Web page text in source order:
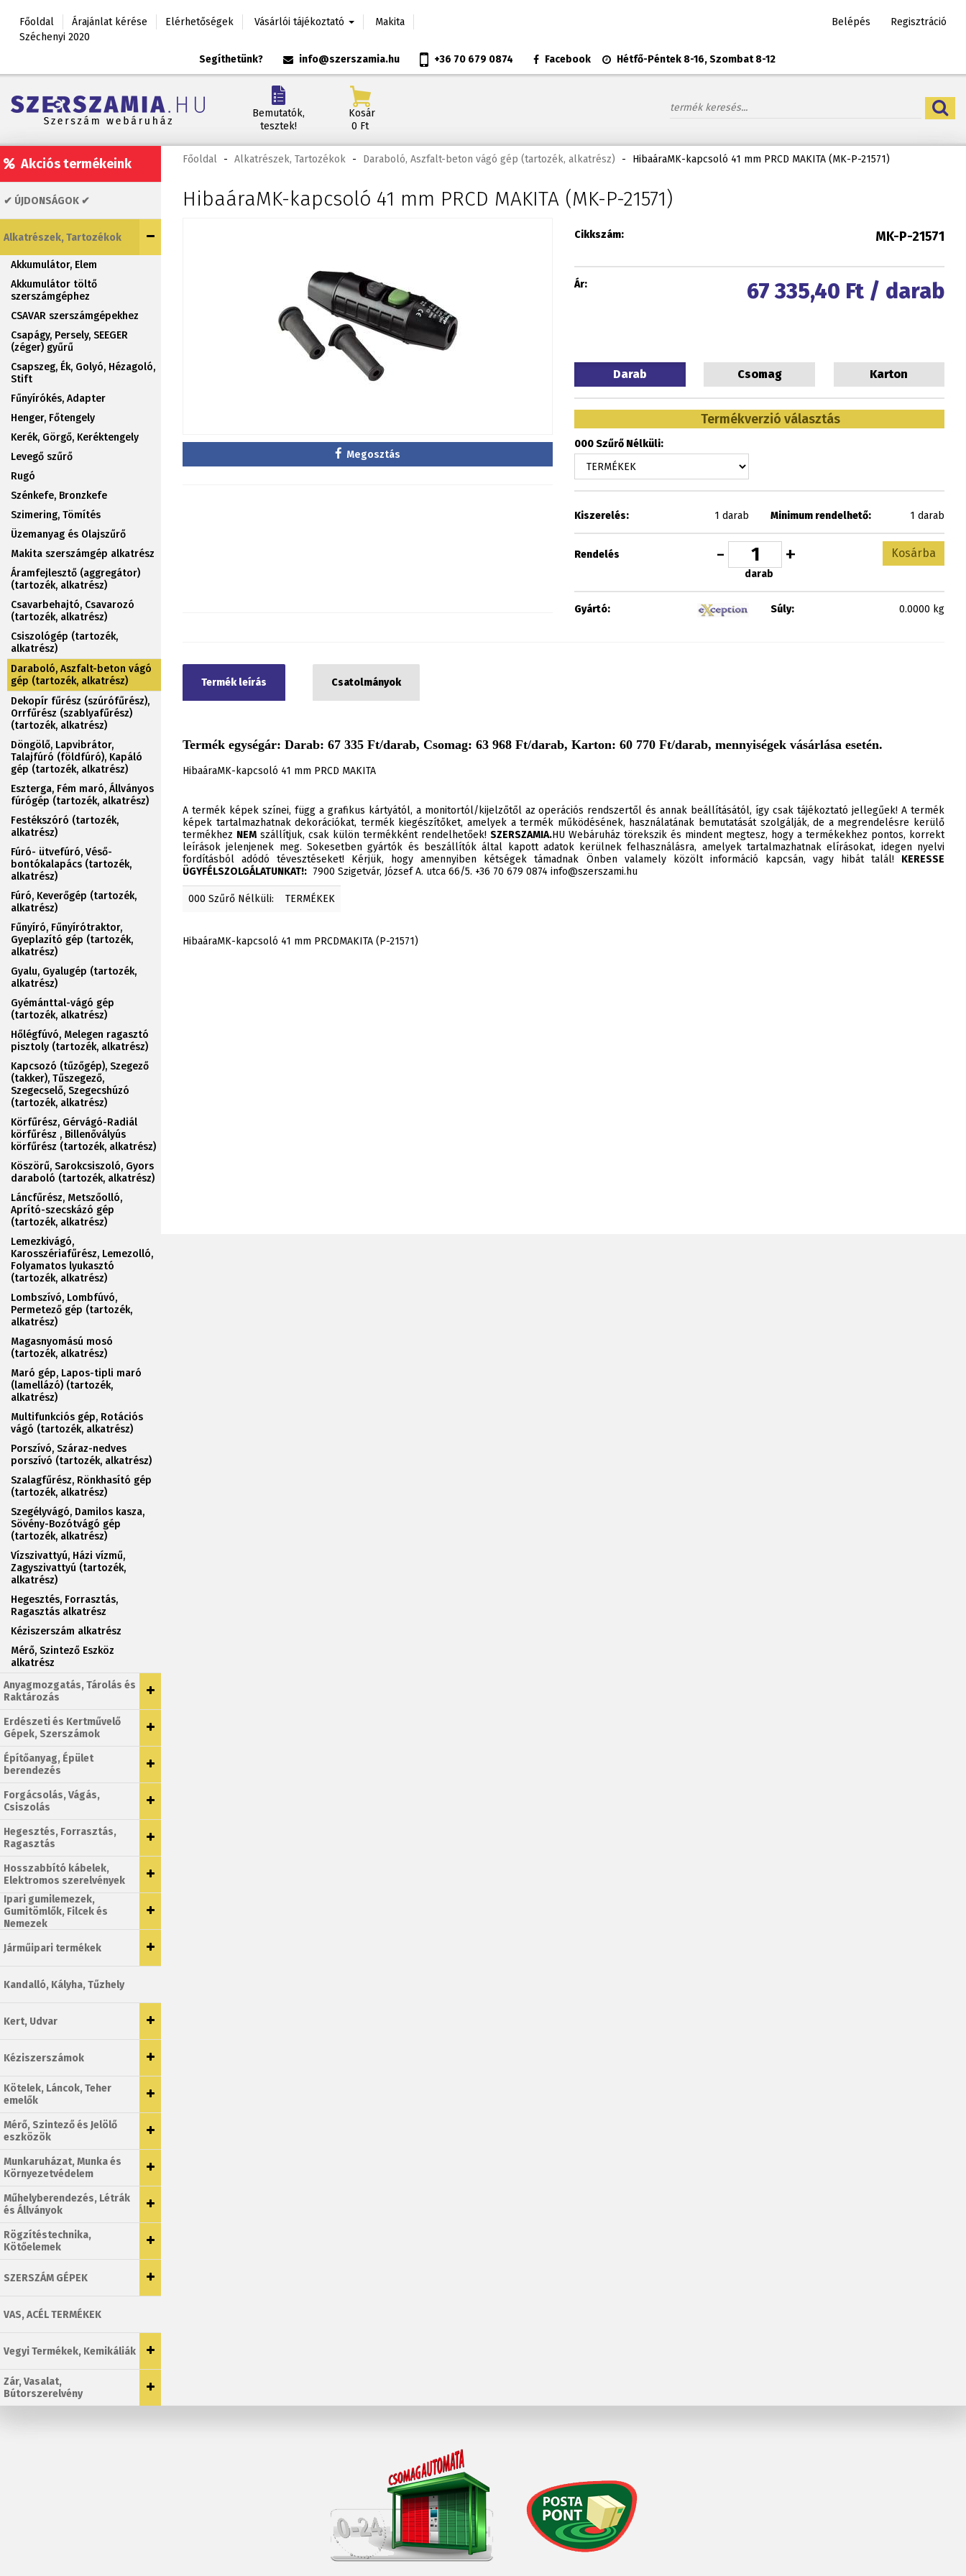
Főoldal Árajánlat kérése Elérhetőségek Vásárlói tájékoztató
Makita
Széchenyi 2020
Belépés Regisztráció
Segíthetünk? info@szerszamia.hu +36 70 679 0874 Facebook Hétfő-Péntek 8-16, Szombat 8-12
Bemutatók,
tesztek!
Kosár
0 Ft
Akciós termékeink
✔ ÚJDONSÁGOK ✔
Alkatrészek, Tartozékok
Akkumulátor, Elem
Akkumulátor töltő
szerszámgéphez
CSAVAR szerszámgépekhez
Csapágy, Persely, SEEGER
(zéger) gyűrű
Csapszeg, Ék, Golyó, Hézagoló,
Stift
Fűnyírókés, Adapter
Henger, Főtengely
Kerék, Görgő, Keréktengely
Levegő szűrő
Rugó
Szénkefe, Bronzkefe
Szimering, Tömítés
Üzemanyag és Olajszűrő
Makita szerszámgép alkatrész
Áramfejlesztő (aggregátor)
(tartozék, alkatrész)
Csavarbehajtó, Csavarozó
(tartozék, alkatrész)
Csiszológép (tartozék,
alkatrész)
Daraboló, Aszfalt-beton vágó
gép (tartozék, alkatrész)
Dekopír fűrész (szúrófűrész),
Orrfűrész (szablyafűrész)
(tartozék, alkatrész)
Döngölő, Lapvibrátor,
Talajfúró (földfúró), Kapáló
gép (tartozék, alkatrész)
Eszterga, Fém maró, Állványos
fúrógép (tartozék, alkatrész)
Festékszóró (tartozék,
alkatrész)
Fúró- ütvefúró, Véső-
bontókalapács (tartozék,
alkatrész)
Fúró, Keverőgép (tartozék,
alkatrész)
Fűnyíró, Fűnyírótraktor,
Gyeplazító gép (tartozék,
alkatrész)
Gyalu, Gyalugép (tartozék,
alkatrész)
Gyémánttal-vágó gép
(tartozék, alkatrész)
Hőlégfúvó, Melegen ragasztó
pisztoly (tartozék, alkatrész)
Kapcsozó (tűzőgép), Szegező
(takker), Tűszegező,
Szegecselő, Szegecshúzó
(tartozék, alkatrész)
Körfűrész, Gérvágó-Radiál
körfűrész , Billenővályús
körfűrész (tartozék, alkatrész)
Köszörű, Sarokcsiszoló, Gyors
daraboló (tartozék, alkatrész)
Láncfűrész, Metszőolló,
Aprító-szecskázó gép
(tartozék, alkatrész)
Lemezkivágó,
Karosszériafűrész, Lemezolló,
Folyamatos lyukasztó
(tartozék, alkatrész)
Lombszívó, Lombfúvó,
Permetező gép (tartozék,
alkatrész)
Magasnyomású mosó
(tartozék, alkatrész)
Maró gép, Lapos-tipli maró
(lamellázó) (tartozék,
alkatrész)
Multifunkciós gép, Rotációs
vágó (tartozék, alkatrész)
Porszívó, Száraz-nedves
porszívó (tartozék, alkatrész)
Szalagfűrész, Rönkhasító gép
(tartozék, alkatrész)
Szegélyvágó, Damilos kasza,
Sövény-Bozótvágó gép
(tartozék, alkatrész)
Vízszivattyú, Házi vízmű,
Zagyszivattyú (tartozék,
alkatrész)
Hegesztés, Forrasztás,
Ragasztás alkatrész
Kéziszerszám alkatrész
Mérő, Szintező Eszköz
alkatrész
Anyagmozgatás, Tárolás és
Raktározás
Erdészeti és Kertművelő
Gépek, Szerszámok
Építőanyag, Épület
berendezés
Forgácsolás, Vágás,
Csiszolás
Hegesztés, Forrasztás,
Ragasztás
Hosszabbító kábelek,
Elektromos szerelvények
Ipari gumilemezek,
Gumitömlők, Filcek és
Nemezek
Járműipari termékek
Kandalló, Kályha, Tűzhely
Kert, Udvar
Kéziszerszámok
Kötelek, Láncok, Teher
emelők
Mérő, Szintező és Jelölő
eszközök
Munkaruházat, Munka és
Környezetvédelem
Műhelyberendezés, Létrák
és Állványok
Rögzítéstechnika,
Kötőelemek
SZERSZÁM GÉPEK
VAS, ACÉL TERMÉKEK
Vegyi Termékek, Kemikáliák
Zár, Vasalat,
Bútorszerelvény
Főoldal - Alkatrészek, Tartozékok - Daraboló, Aszfalt-beton vágó gép (tartozék, alkatrész) - HibaáraMK-kapcsoló 41 mm PRCD MAKITA (MK-P-21571)
HibaáraMK-kapcsoló 41 mm PRCD MAKITA (MK-P-21571)
Megosztás
Cikkszám: MK-P-21571
Ár: 67 335,40 Ft / darab
Darab Csomag Karton
Termékverzió választás
000 Szűrő Nélküli:
Kiszerelés: 1 darab Minimum rendelhető: 1 darab
Rendelés - +
darab
Kosárba
Gyártó: Súly: 0.0000 kg
Termék leírás Csatolmányok
Termék egységár: Darab: 67 335 Ft/darab, Csomag: 63 968 Ft/darab, Karton: 60 770 Ft/darab, mennyiségek vásárlása esetén.
HibaáraMK-kapcsoló 41 mm PRCD MAKITA
A termék képek színei, függ a grafikus kártyától, a monitortól/kijelzőtől az operációs rendszertől és annak beállításától, így csak tájékoztató jellegűek! A termék
képek tartalmazhatnak dekorációkat, termék kiegészítőket, amelyek a termék működésének, használatának bemutatását szolgálják, de a megrendelésre kerülő
termékhez NEM szállítjuk, csak külön termékként rendelhetőek! SZERSZAMIA.HU Webáruház törekszik és mindent megtesz, hogy a termékekhez pontos, korrekt
leírások jelenjenek meg. Sokesetben gyártók és beszállítók által kapott adatok kerülnek felhasználásra, amelyek tartalmazhatnak elírásokat, idegen nyelvi
fordításból adódó tévesztéseket! Kérjük, hogy amennyiben kétségek támadnak Önben valamely közölt információ kapcsán, vagy hibát talál! KERESSE
ÜGYFÉLSZOLGÁLATUNKAT!: 7900 Szigetvár, József A. utca 66/5. +36 70 679 0874 info@szerszami.hu
000 Szűrő Nélküli: TERMÉKEK
HibaáraMK-kapcsoló 41 mm PRCDMAKITA (P-21571)